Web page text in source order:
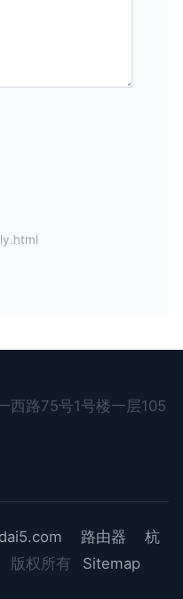
西路75号1号楼一层105
路由器
杭
版权所有 Sitemap